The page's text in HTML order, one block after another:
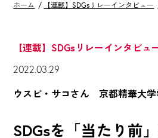
ホーム 【連載】SDGsリレーインタビュー
【連載】SDGsリレーインタビュ
2022.03.29
ウスビ・サコさん 京都精華大学
SDGsを「当たり前